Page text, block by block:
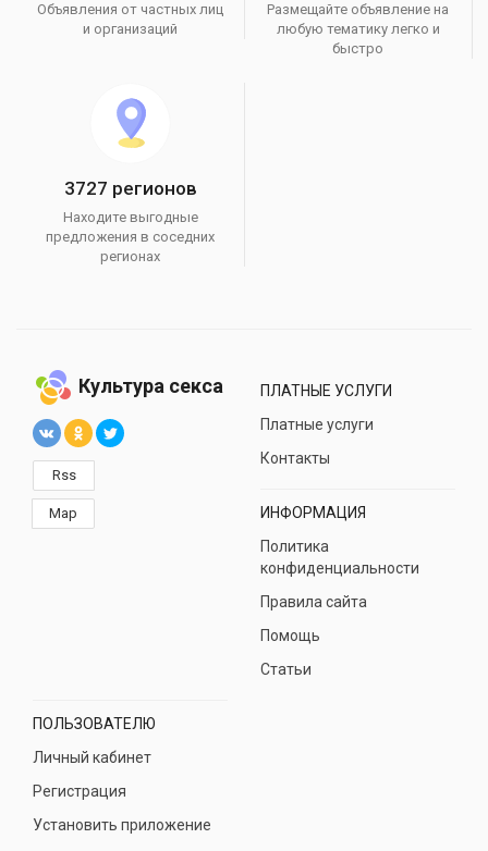
Объявления от частных лиц
и организаций
Размещайте объявление на
любую тематику легко и
быстро
3727 регионов
Находите выгодные
предложения в соседних
регионах
Культура секса
Rss
Map
ПЛАТНЫЕ УСЛУГИ
Платные услуги
Контакты
ИНФОРМАЦИЯ
Политика
конфиденциальности
Правила сайта
Помощь
Статьи
ПОЛЬЗОВАТЕЛЮ
Личный кабинет
Регистрация
Установить приложение